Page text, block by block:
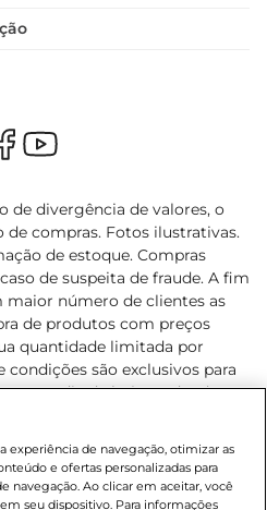
de divergência de valores, o
compras. Fotos ilustrativas.
de estoque. Compras
de suspeita de fraude. A fim
maior número de clientes as
de produtos com preços
quantidade limitada por
condições são exclusivos para
o dia de hoje, podendo
notificação. Proibida a venda
II (Estatuto da Criança e do
exclusivos para o
experiência de navegação, otimizar as
e ofertas personalizadas para
navegação. Ao clicar em aceitar, você
seu dispositivo. Para informações